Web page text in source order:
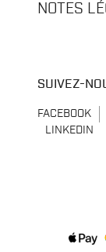
NOTES
SUIVEZ-
FACEBOOK
LINKEDIN